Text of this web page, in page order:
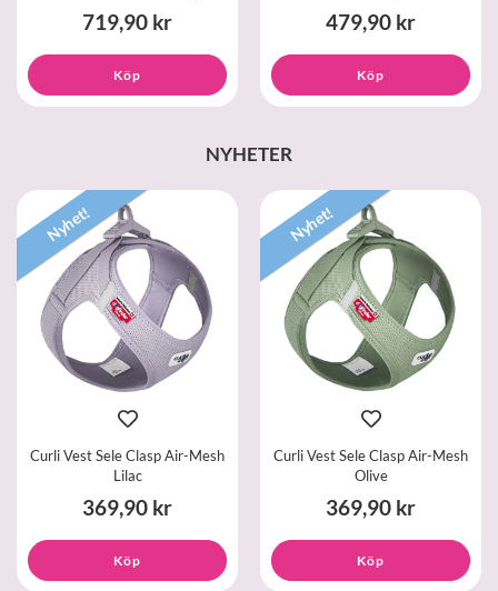
719,90 kr
Köp
479,90 kr
Köp
NYHETER
Nyhet!
Curli Vest Sele Clasp Air-Mesh
Lilac
369,90 kr
Köp
Nyhet!
Curli Vest Sele Clasp Air-Mesh
Olive
369,90 kr
Köp